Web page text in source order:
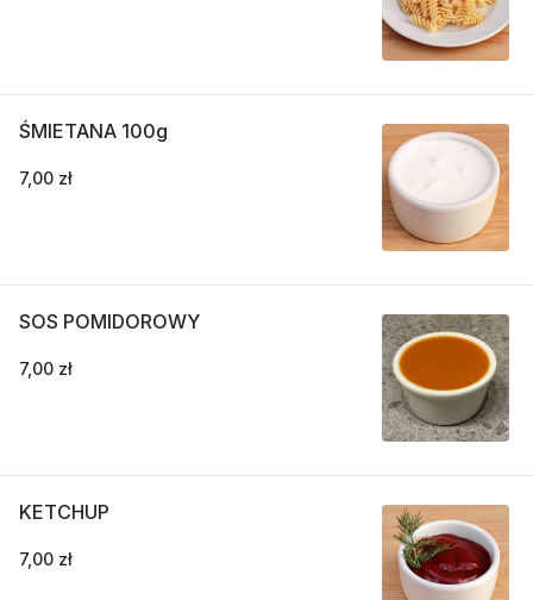
ŚMIETANA 100g
7,00 zł
SOS POMIDOROWY
7,00 zł
KETCHUP
7,00 zł